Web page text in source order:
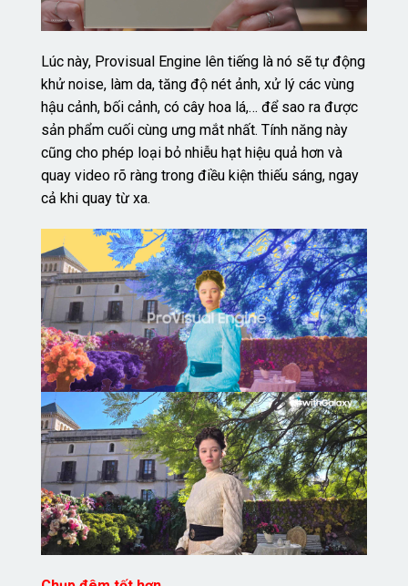
Lúc này, Provisual Engine lên tiếng là nó sẽ tự động
khử noise, làm da, tăng độ nét ảnh, xử lý các vùng
hậu cảnh, bối cảnh, có cây hoa lá,… để sao ra được
sản phẩm cuối cùng ưng mắt nhất. Tính năng này
cũng cho phép loại bỏ nhiễu hạt hiệu quả hơn và
quay video rõ ràng trong điều kiện thiếu sáng, ngay
cả khi quay từ xa.